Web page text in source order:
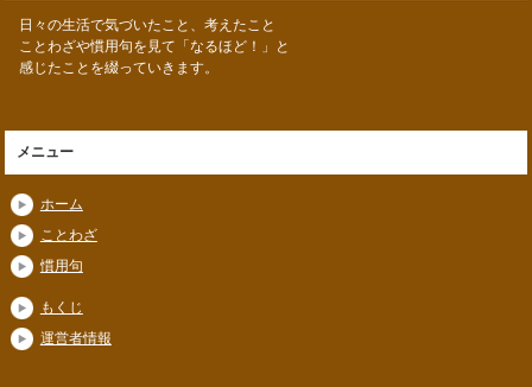
日々の生活で気づいたこと、考えたこと
ことわざや慣用句を見て「なるほど！」と
感じたことを綴っていきます。
メニュー
ホーム
ことわざ
慣用句
もくじ
運営者情報